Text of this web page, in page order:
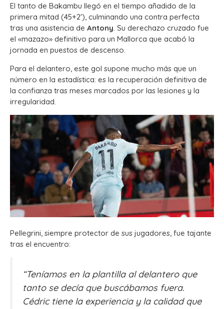
El tanto de Bakambu llegó en el tiempo añadido de la
primera mitad (45+2′), culminando una contra perfecta
tras una asistencia de Antony. Su derechazo cruzado fue
el «mazazo» definitivo para un Mallorca que acabó la
jornada en puestos de descenso.
Para el delantero, este gol supone mucho más que un
número en la estadística: es la recuperación definitiva de
la confianza tras meses marcados por las lesiones y la
irregularidad.
Pellegrini, siempre protector de sus jugadores, fue tajante
tras el encuentro:
“Teníamos en la plantilla al delantero que
tanto se decía que buscábamos fuera.
Cédric tiene la experiencia y la calidad que